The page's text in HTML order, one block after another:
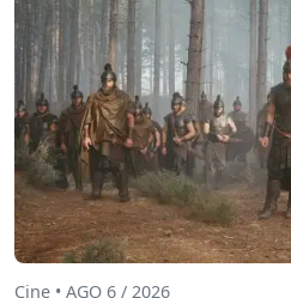
Cine • AGO 6 / 2026